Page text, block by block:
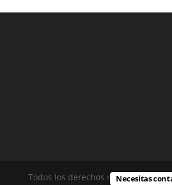
Todos los derechos reservados -
Necesitas